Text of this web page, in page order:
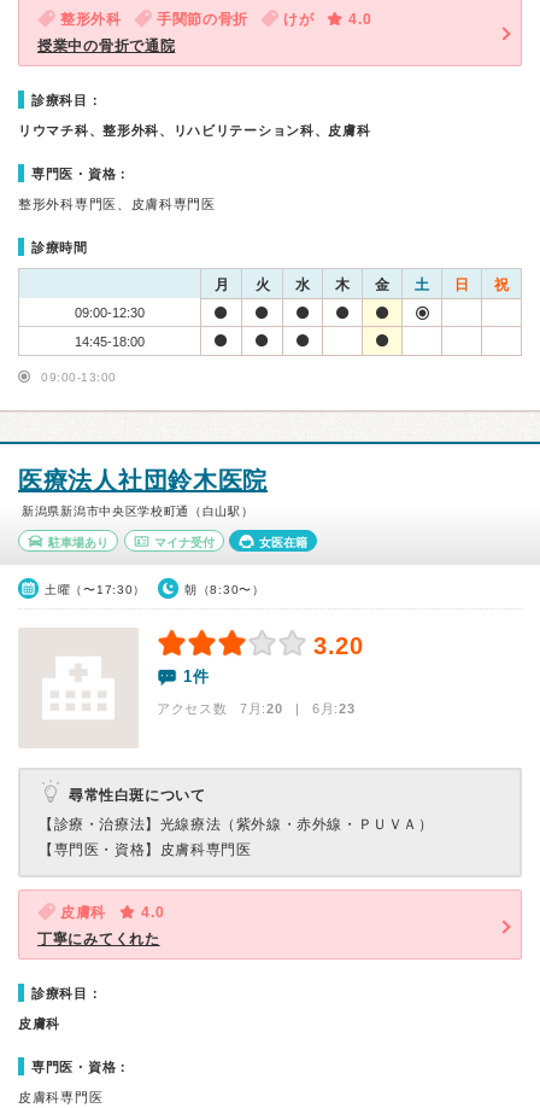
整形外科 手関節の骨折 けが
4.0
授業中の骨折で通院
診療科目：
リウマチ科、整形外科、リハビリテーション科、皮膚科
専門医・資格：
整形外科専門医、皮膚科専門医
診療時間
月 火 水 木 金 土 日 祝
09:00-12:30
14:45-18:00
09:00-13:00
医療法人社団鈴木医院
新潟県新潟市中央区学校町通（白山駅）
駐車場あり マイナ受付 女医在籍
土曜（〜17:30） 朝（8:30〜）
3.20
1件
アクセス数 7月:20 | 6月:23
尋常性白斑について
【診療・治療法】 光線療法（紫外線・赤外線・ＰＵＶＡ）
【専門医・資格】 皮膚科専門医
皮膚科
4.0
丁寧にみてくれた
診療科目：
皮膚科
専門医・資格：
皮膚科専門医